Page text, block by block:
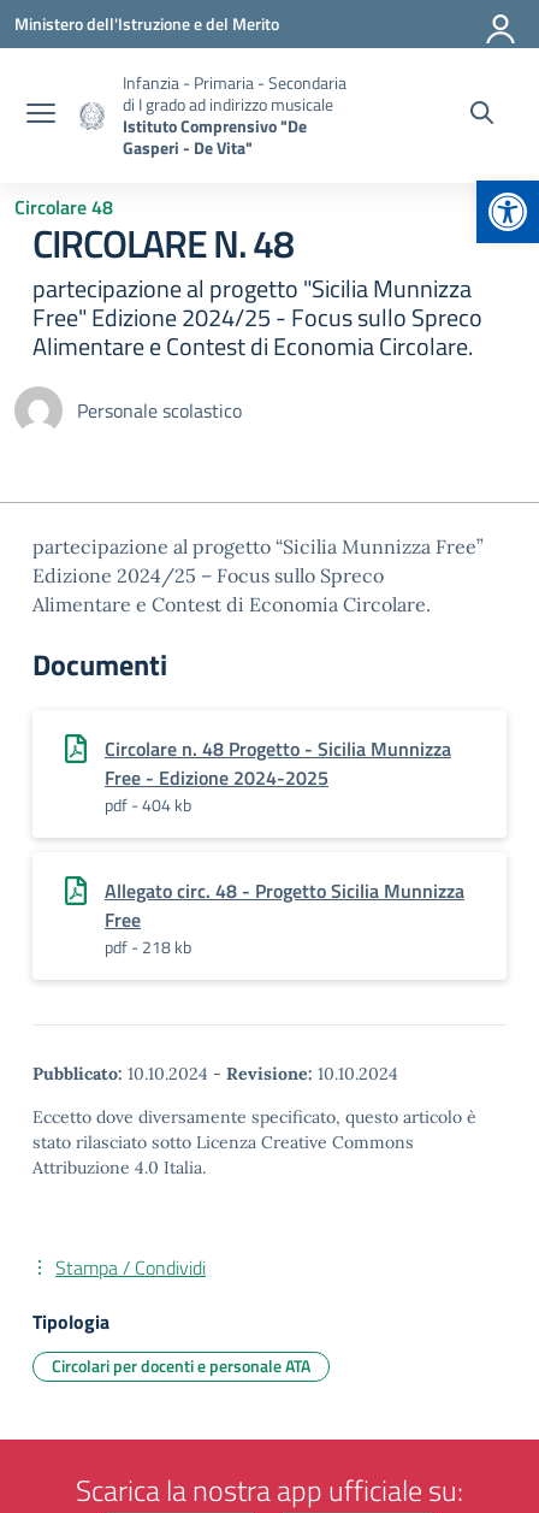
Vai ai contenuti
Vai al menu di navigazione
Vai al footer
Ministero dell'Istruzione e del Merito
Infanzia - Primaria - Secondaria
di I grado ad indirizzo musicale
Istituto Comprensivo "De
Gasperi - De Vita"
Circolare 48
CIRCOLARE N. 48
partecipazione al progetto "Sicilia Munnizza
Free" Edizione 2024/25 - Focus sullo Spreco
Alimentare e Contest di Economia Circolare.
Personale scolastico
partecipazione al progetto “Sicilia Munnizza Free”
Edizione 2024/25 – Focus sullo Spreco
Alimentare e Contest di Economia Circolare.
Documenti
Circolare n. 48 Progetto - Sicilia Munnizza
Free - Edizione 2024-2025
pdf - 404 kb
Allegato circ. 48 - Progetto Sicilia Munnizza
Free
pdf - 218 kb
Pubblicato: 10.10.2024 - Revisione: 10.10.2024
Eccetto dove diversamente specificato, questo articolo è
stato rilasciato sotto Licenza Creative Commons
Attribuzione 4.0 Italia.
Stampa / Condividi
Tipologia
Circolari per docenti e personale ATA
Scarica la nostra app ufficiale su: